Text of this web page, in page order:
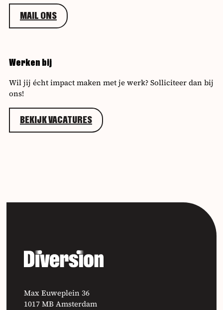
MAIL ONS
Werken bij
Wil jij écht impact maken met je werk? Solliciteer dan bij
ons!
BEKIJK VACATURES
Max Euweplein 36
1017 MB Amsterdam